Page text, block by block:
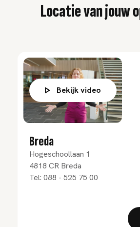
Locatie van jouw
Bekijk video
Breda
Hogeschoollaan 1
4818 CR Breda
Tel: 088 - 525 75 00